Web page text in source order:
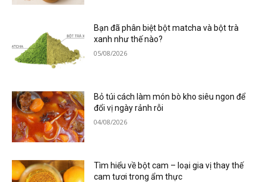
Bạn đã phân biệt bột matcha và bột trà
xanh như thế nào?
05/08/2026
Bỏ túi cách làm món bò kho siêu ngon để
đổi vị ngày rảnh rỗi
04/08/2026
Tìm hiểu về bột cam – loại gia vị thay thế
cam tươi trong ẩm thực